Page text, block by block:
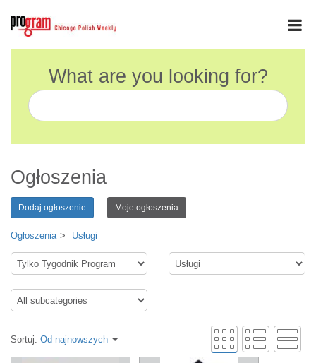
What are you looking for?
Ogłoszenia
Dodaj ogłoszenie Moje ogłoszenia
Ogłoszenia Usługi
Sortuj: Od najnowszych